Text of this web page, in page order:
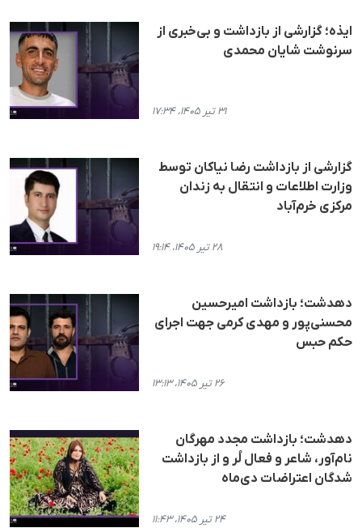
ایذه؛ گزارشی از بازداشت و بی‌خبری از
سرنوشت شایان محمدی
۳۱ تیر ۱۴۰۵، ۱۷:۳۴
گزارشی از بازداشت رضا نیاکان توسط
وزارت اطلاعات و انتقال به زندان
مرکزی خرم‌آباد
۲۸ تیر ۱۴۰۵، ۱۹:۱۴
دهدشت؛ بازداشت امیرحسین
محسنی‌پور و مهدی کرمی جهت اجرای
حکم حبس
۲۶ تیر ۱۴۰۵، ۱۳:۱۳
دهدشت؛ بازداشت مجدد مهرگان
نام‌آور، شاعر و فعال لُر و از بازداشت
شدگان اعتراضات دی‌ماه
۲۴ تیر ۱۴۰۵، ۱۱:۴۳